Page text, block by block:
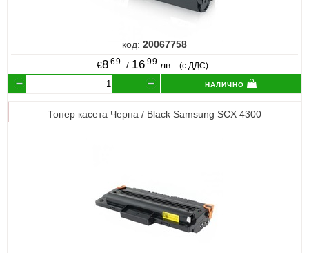
код: 20067758
€8 69 / 16 99 лв. (с ДДС)
налично
Тонер касета Черна / Black Samsung SCX 4300